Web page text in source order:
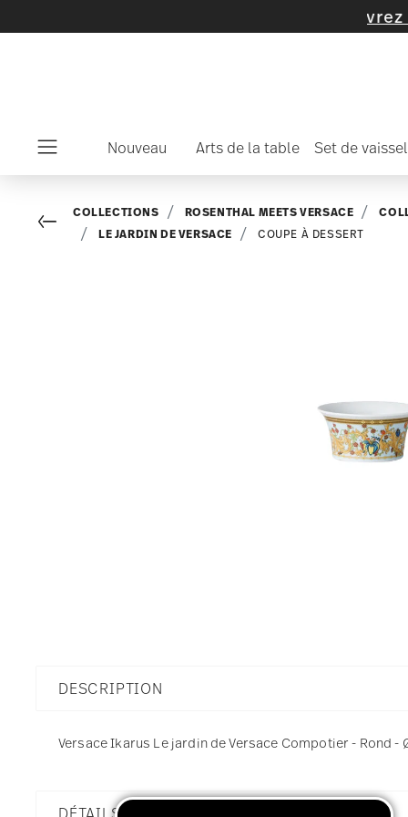
découvrez
Nouveau Arts de la table Set de
Go backCOLLECTIONS ROSENTHAL MEETS VERSACE
LE JARDIN DE VERSACE
COUPE À DESSERT
DESCRIPTION
Versace Ikarus Le jardin de Versace Compotier - Rond -
DÉTAILS